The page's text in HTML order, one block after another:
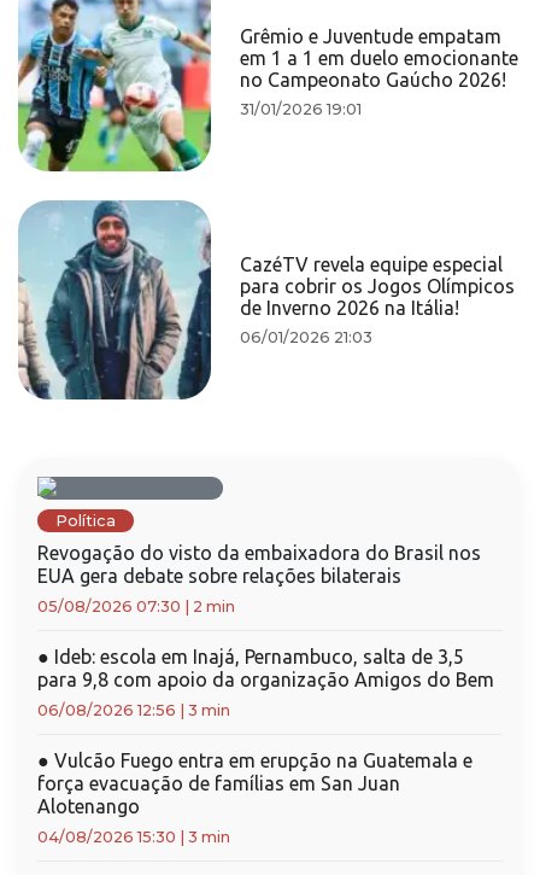
Grêmio e Juventude empatam
em 1 a 1 em duelo emocionante
no Campeonato Gaúcho 2026!
31/01/2026 19:01
CazéTV revela equipe especial
para cobrir os Jogos Olímpicos
de Inverno 2026 na Itália!
06/01/2026 21:03
Política
Revogação do visto da embaixadora do Brasil nos
EUA gera debate sobre relações bilaterais
05/08/2026 07:30 2 min
● Ideb: escola em Inajá, Pernambuco, salta de 3,5
para 9,8 com apoio da organização Amigos do Bem
06/08/2026 12:56 3 min
● Vulcão Fuego entra em erupção na Guatemala e
força evacuação de famílias em San Juan
Alotenango
04/08/2026 15:30 3 min